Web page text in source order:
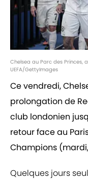
Chelsea au Parc des Princes,
UEFA/GettyImages
Ce vendredi,
prolongation de
club londonien
retour face au
Champions
Quelques jours